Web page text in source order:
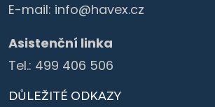
E-mail: info@havex.cz
Asistenční linka
Tel.: 499 406 506
DŮLEŽITÉ ODKAZY